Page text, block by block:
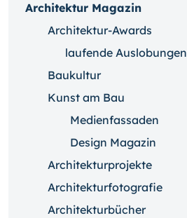
Architektur Magazin
Architektur-Awards
laufende Auslobungen
Baukultur
Kunst am Bau
Medienfassaden
Design Magazin
Architekturprojekte
Architekturfotografie
Architekturbücher